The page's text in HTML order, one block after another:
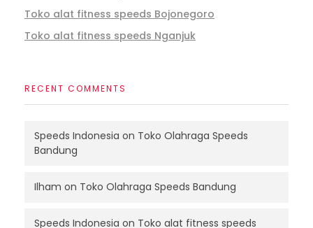
Toko alat fitness speeds Bojonegoro
Toko alat fitness speeds Nganjuk
RECENT COMMENTS
Speeds Indonesia on Toko Olahraga Speeds
Bandung
Ilham on Toko Olahraga Speeds Bandung
Speeds Indonesia on Toko alat fitness speeds